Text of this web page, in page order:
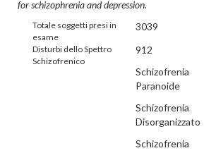
for schizophrenia and depression.
Totale soggetti presi in
esame
3039
Disturbi dello Spettro
Schizofrenico
912
Paranoide
Disorganizzato